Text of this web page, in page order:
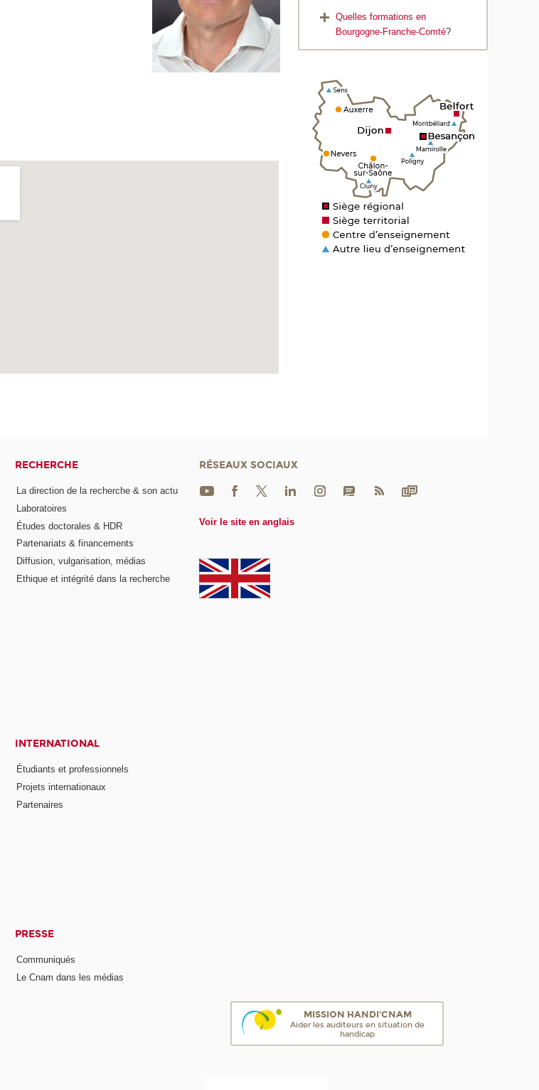
Quelles formations en
Bourgogne-Franche-Comté?
RECHERCHE
La direction de la recherche & son actu
Laboratoires
Études doctorales & HDR
Partenariats & financements
Diffusion, vulgarisation, médias
Ethique et intégrité dans la recherche
INTERNATIONAL
Étudiants et professionnels
Projets internationaux
Partenaires
PRESSE
Communiqués
Le Cnam dans les médias
RÉSEAUX SOCIAUX
Voir le site en anglais
MISSION HANDI'CNAM
Aider les auditeurs en situation de
handicap